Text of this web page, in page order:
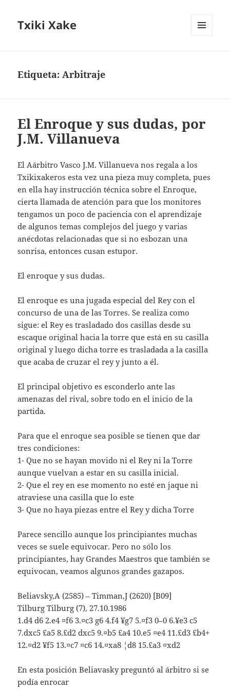
Txiki Xake
Etiqueta:Arbitraje
El Enroque y sus dudas, por
J.M. Villanueva
El Aárbitro Vasco J.M. Villanueva nos regala a los
Txikixakeros esta vez una pieza muy completa, pues
en ella hay instrucción técnica sobre el Enroque,
cierta llamada de atención para que los monitores
tengamos un poco de paciencia con el aprendizaje
de algunos temas complejos del juego y varias
anécdotas relacionadas que si no esbozan una
sonrisa, entonces cusan estupor.
El enroque y sus dudas.
El enroque es una jugada especial del Rey con el
concurso de una de las Torres. Se realiza como
sigue: el Rey es trasladado dos casillas desde su
escaque original hacia la torre que está en su casilla
original y luego dicha torre es trasladada a la casilla
que acaba de cruzar el rey y junto a él.
El principal objetivo es esconderlo ante las
amenazas del rival, sobre todo en el inicio de la
partida.
Para que el enroque sea posible se tienen que dar
tres condiciones:
1- Que no se hayan movido ni el Rey ni la Torre
aunque vuelvan a estar en su casilla inicial.
2- Que el rey en ese momento no esté en jaque ni
atraviese una casilla que lo este
3- Que no haya piezas entre el Rey y dicha Torre
Parece sencillo aunque los principiantes muchas
veces se suele equivocar. Pero no sólo los
principiantes, hay Grandes Maestros que también se
equivocan, veamos algunos grandes gazapos.
Beliavsky,A (2585) – Timman,J (2620) [B09]
Tilburg Tilburg (7), 27.10.1986
1.d4 d6 2.e4 ¤f6 3.¤c3 g6 4.f4 ¥g7 5.¤f3 0–0 6.¥e3 c5
7.dxc5 £a5 8.£d2 dxc5 9.¤b5 £a4 10.e5 ¤e4 11.£d3 £b4+
12.¤d2 ¥f5 13.¤c7 ¤c6 14.¤xa8 ¦d8 15.£a3 ¤xd2
En esta posición Beliavasky preguntó al árbitro si se
podía enrocar